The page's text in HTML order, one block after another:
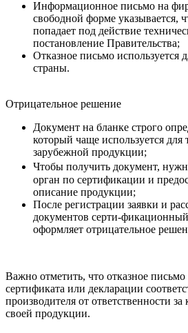
Информационное письмо на
свободной форме указывается,
попадает под действие
постановление Правительства;
Отказное письмо используется
страны.
Отрицательное решение
Документ на бланке строго
который чаще используется
зарубежной продукции;
Чтобы получить документ,
орган по сертификации и
описание продукции;
После регистрации заявки и
документов серти-
оформляет отрицательное
Важно отметить, что отказное письмо
сертификата или декларации
производителя от ответственности за
своей продукции.